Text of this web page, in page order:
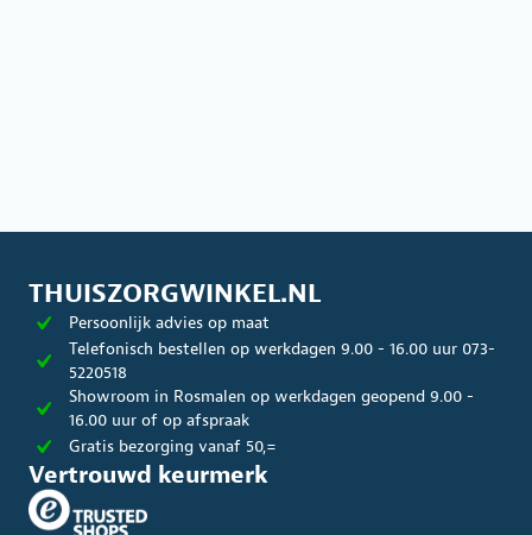
THUISZORGWINKEL.NL
Persoonlijk advies op maat
Telefonisch bestellen op werkdagen 9.00 - 16.00 uur 073-
5220518
Showroom in Rosmalen op werkdagen geopend 9.00 -
16.00 uur of op afspraak
Gratis bezorging vanaf 50,=
Vertrouwd keurmerk